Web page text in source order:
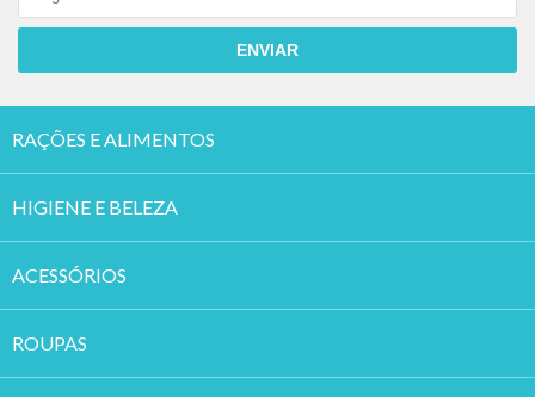
ENVIAR
RAÇÕES E ALIMENTOS
HIGIENE E BELEZA
ACESSÓRIOS
ROUPAS